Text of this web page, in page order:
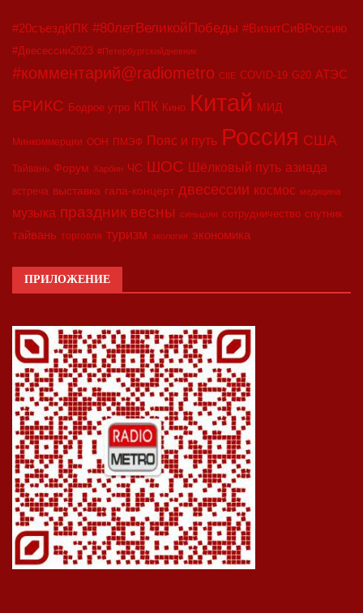
#20съездКПК #80летВеликойПобеды #ВизитСиВРоссию
#Двесессии2023 #Петербургскийдневник
#комментарий@radiometro CIIE COVID-19 G20 АТЭС
БРИКС Бодрое утро КПК Кино Китай МИД
Минкоммерции ООН ПМЭФ Пояс и путь Россия США
Тайвань Форум Харбин ЧС ШОС Шёлковый путь азиада
встреча выставка гала-концерт двесессии космос медицина
музыка праздник весны синьцзян сотрудничество спутник
тайвань торговля туризм экология экономика
ПРИЛОЖЕНИЕ